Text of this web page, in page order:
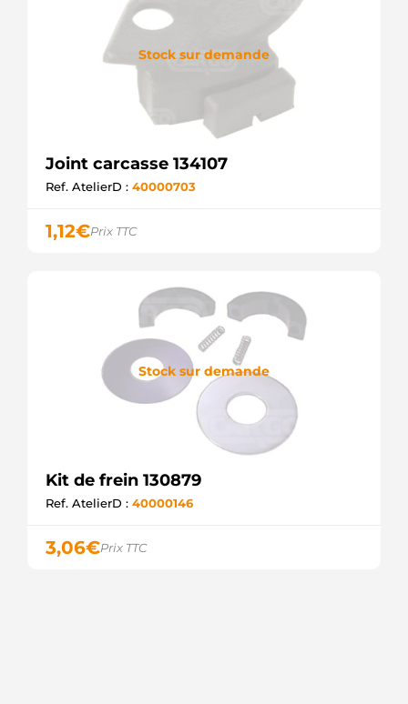
Stock sur demande
Joint carcasse 134107
Ref. AtelierD : 40000703
1,12€Prix TTC
Stock sur demande
Kit de frein 130879
Ref. AtelierD : 40000146
3,06€Prix TTC